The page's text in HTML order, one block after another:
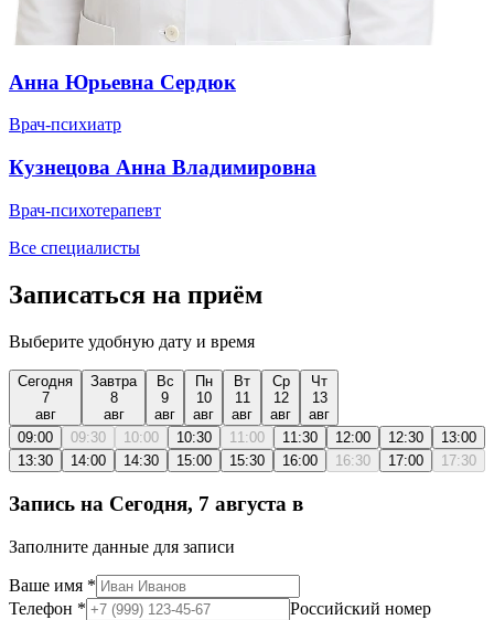
Анна Юрьевна Сердюк
Врач-психиатр
Кузнецова Анна Владимировна
Врач-психотерапевт
Все специалисты
Записаться на приём
Выберите удобную дату и время
Сегодня
7
авг
Завтра
8
авг
Вс
9
авг
Пн
10
авг
Вт
11
авг
Ср
12
авг
Чт
13
авг
09:00
09:30 10:00 10:30 11:00 11:30 12:00 12:30
13:00
13:30
14:00 14:30 15:00 15:30 16:00 16:30 17:00 17:30
Запись на Сегодня, 7 августа в
Заполните данные для записи
Ваше имя *
Телефон *
Российский номер